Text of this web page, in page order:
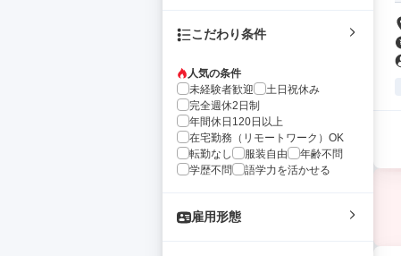
こだわり条件
人気の条件
未経験者歓迎
土日祝休み
完全週休2日制
年間休日120日以上
在宅勤務（リモートワーク）OK
転勤なし
服装自由
年齢不問
学歴不問
語学力を活かせる
雇用形態